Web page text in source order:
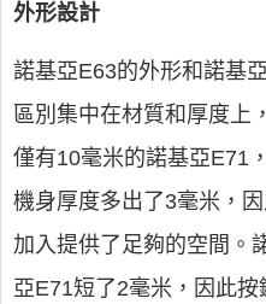
外形設計
諾基亞E63的外形和諾基
區別集中在材質和厚度上
僅有10毫米的諾基亞E71
機身厚度多出了3毫米，
加入提供了足夠的空間。
亞E71短了2毫米，因此